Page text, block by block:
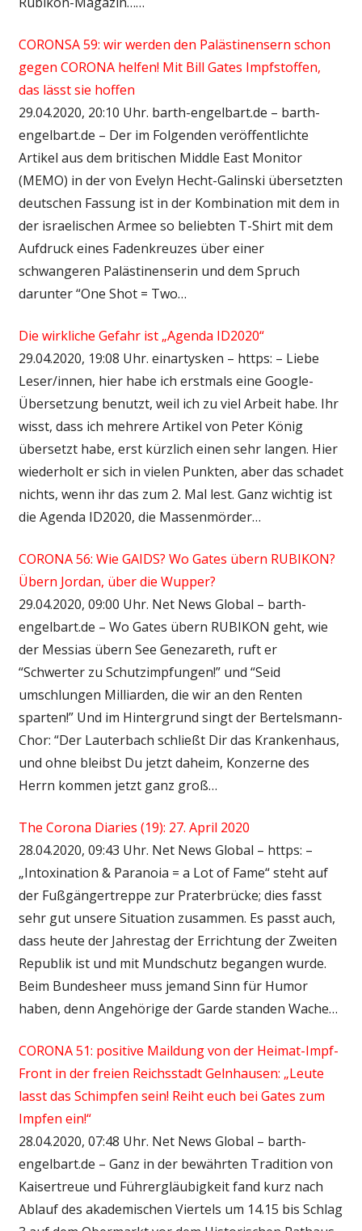
CORONSA 59: wir werden den Palästinensern schon
gegen CORONA helfen! Mit Bill Gates Impfstoffen,
das lässt sie hoffen
29.04.2020, 20:10 Uhr. barth-engelbart.de – barth-
engelbart.de – Der im Folgenden veröffentlichte
Artikel aus dem britischen Middle East Monitor
(MEMO) in der von Evelyn Hecht-Galinski übersetzten
deutschen Fassung ist in der Kombination mit dem in
der israelischen Armee so beliebten T-Shirt mit dem
Aufdruck eines Fadenkreuzes über einer
schwangeren Palästinenserin und dem Spruch
darunter “One Shot = Two…
Die wirkliche Gefahr ist „Agenda ID2020“
29.04.2020, 19:08 Uhr. einartysken – https: – Liebe
Leser/innen, hier habe ich erstmals eine Google-
Übersetzung benutzt, weil ich zu viel Arbeit habe. Ihr
wisst, dass ich mehrere Artikel von Peter König
übersetzt habe, erst kürzlich einen sehr langen. Hier
wiederholt er sich in vielen Punkten, aber das schadet
nichts, wenn ihr das zum 2. Mal lest. Ganz wichtig ist
die Agenda ID2020, die Massenmörder…
CORONA 56: Wie GAIDS? Wo Gates übern RUBIKON?
Übern Jordan, über die Wupper?
29.04.2020, 09:00 Uhr. Net News Global – barth-
engelbart.de – Wo Gates übern RUBIKON geht, wie
der Messias übern See Genezareth, ruft er
“Schwerter zu Schutzimpfungen!” und “Seid
umschlungen Milliarden, die wir an den Renten
sparten!” Und im Hintergrund singt der Bertelsmann-
Chor: “Der Lauterbach schließt Dir das Krankenhaus,
und ohne bleibst Du jetzt daheim, Konzerne des
Herrn kommen jetzt ganz groß…
The Corona Diaries (19): 27. April 2020
28.04.2020, 09:43 Uhr. Net News Global – https: –
„Intoxination & Paranoia = a Lot of Fame“ steht auf
der Fußgängertreppe zur Praterbrücke; dies fasst
sehr gut unsere Situation zusammen. Es passt auch,
dass heute der Jahrestag der Errichtung der Zweiten
Republik ist und mit Mundschutz begangen wurde.
Beim Bundesheer muss jemand Sinn für Humor
haben, denn Angehörige der Garde standen Wache…
CORONA 51: positive Maildung von der Heimat-Impf-
Front in der freien Reichsstadt Gelnhausen: „Leute
lasst das Schimpfen sein! Reiht euch bei Gates zum
Impfen ein!“
28.04.2020, 07:48 Uhr. Net News Global – barth-
engelbart.de – Ganz in der bewährten Tradition von
Kaisertreue und Führergläubigkeit fand kurz nach
Ablauf des akademischen Viertels um 14.15 bis Schlag